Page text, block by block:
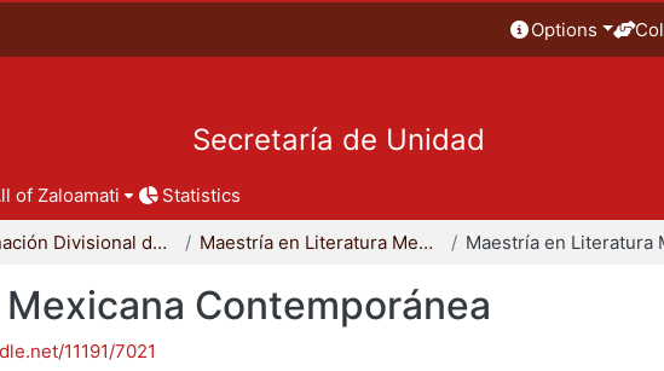
Options
Secretaría de Unidad
of Zaloamati Statistics
Coordinación Divisional de Posgrado Maestría en Literatura Mexicana Contemporánea
Contemporánea
11191/7021